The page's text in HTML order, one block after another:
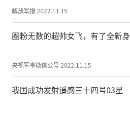
元，资产总额超1.3亿元，
0个，年生产汽车安全气
发生器400万个，年产值
集聚带动，立足石钢、
链、补链和强链产业
新”为方向建设精钢制造
集约高效、产业链完整的
解放军报 2022.11.15
圈粉无数的超帅女飞，有了全新
央视军事微信公号 2022.11.15
我国成功发射遥感三十四号03星